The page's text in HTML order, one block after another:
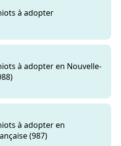
à adopter
à adopter en Nouvelle-
à adopter en
(987)